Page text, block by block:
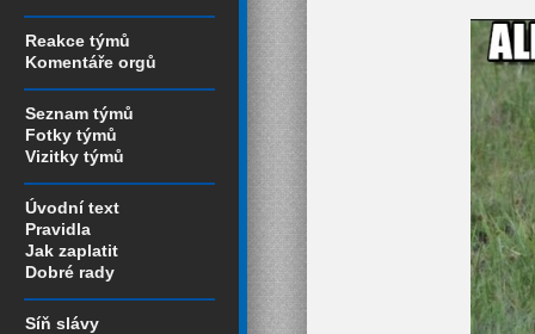
Reakce týmů
Komentáře orgů
Seznam týmů
Fotky týmů
Vizitky týmů
Úvodní text
Pravidla
Jak zaplatit
Dobré rady
Síň slávy